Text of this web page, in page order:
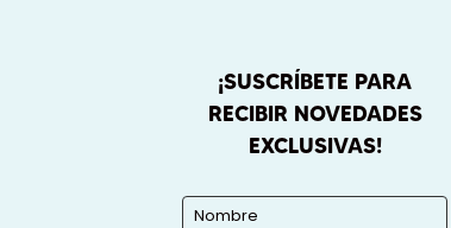
¡SUSCRÍBETE PARA
RECIBIR NOVEDADES
EXCLUSIVAS!